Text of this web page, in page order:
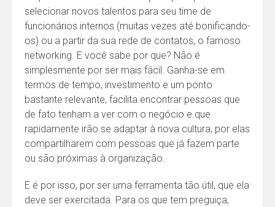
selecionar novos talentos para seu time de
funcionários internos (muitas vezes até bonificando-
os) ou a partir da sua rede de contatos, o famoso
networking. E você sabe por que? Não é
simplesmente por ser mais fácil. Ganha-se em
termos de tempo, investimento e um ponto
bastante relevante, facilita encontrar pessoas que
de fato tenham a ver com o negócio e que
rapidamente irão se adaptar à nova cultura, por elas
compartilharem com pessoas que já fazem parte
ou são próximas à organização.
E é por isso, por ser uma ferramenta tão útil, que ela
deve ser exercitada. Para os que tem preguiça,